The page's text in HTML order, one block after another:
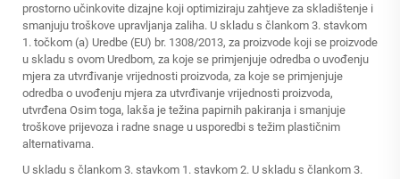
prostorno učinkovite dizajne koji optimiziraju zahtjeve za skladištenje i
smanjuju troškove upravljanja zaliha. U skladu s člankom 3. stavkom
1. točkom (a) Uredbe (EU) br. 1308/2013, za proizvode koji se proizvode
u skladu s ovom Uredbom, za koje se primjenjuje odredba o uvođenju
mjera za utvrđivanje vrijednosti proizvoda, za koje se primjenjuje
odredba o uvođenju mjera za utvrđivanje vrijednosti proizvoda,
utvrđena Osim toga, lakša je težina papirnih pakiranja i smanjuje
troškove prijevoza i radne snage u usporedbi s težim plastičnim
alternativama.
U skladu s člankom 3. stavkom 1. stavkom 2. U skladu s člankom 3.